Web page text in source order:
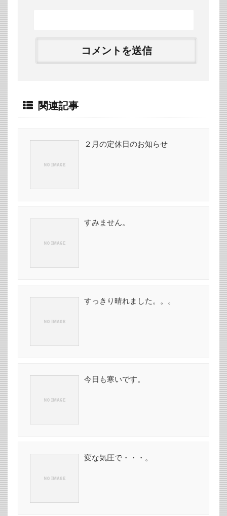
関連記事
２月の定休日のお知らせ
すみません。
すっきり晴れました。。。
今日も寒いです。
変な気圧で・・・。